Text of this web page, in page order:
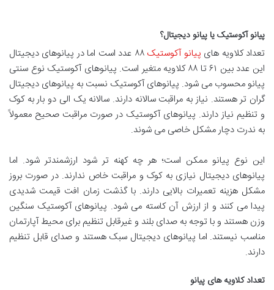
پیانو آکوستیک یا پیانو دیجیتال؟
تعداد کلاویه های پیانو آکوستیک
۸۸ عدد است اما در پیانوهای دیجیتال
این عدد بین ۶۱ تا ۸۸ کلاویه متغیر است. پیانوهای آکوستیک نوع سنتی
پیانو محسوب می شود. پیانوهای آکوستیک نسبت به پیانوهای دیجیتال
گران تر هستند. نیاز به مراقبت سالانه دارند. سالانه یک الی دو بار به کوک
و تنظیم نیاز دارند. پیانوهای آکوستیک در صورت مراقبت صحیح معمولاً
به ندرت دچار مشکل خاصی می شوند.
این نوع پیانو ممکن است؛ هر چه کهنه تر شود ارزشمندتر شود. اما
پیانوهای دیجیتال نیازی به کوک و مراقبت خاص ندارند. در صورت بروز
مشکل هزینه تعمیرات بالایی دارند. با گذشت زمان افت قیمت شدیدی
پیدا می کنند و از ارزش آن کاسته می شود. پیانوهای آکوستیک سنگین
وزن هستند و با توجه به صدای بلند و غیرقابل تنظیم برای محیط آپارتمان
مناسب نیستند. اما پیانوهای دیجیتال سبک هستند و صدای قابل تنظیم
دارند.
تعداد کلاویه های پیانو